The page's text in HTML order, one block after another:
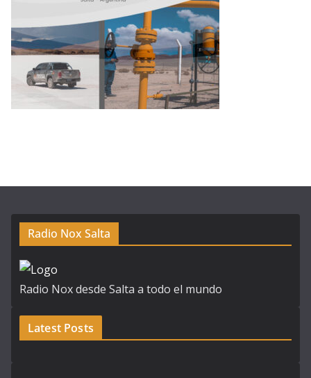
Radio Nox Salta
Radio Nox desde Salta a todo el mundo
Latest Posts